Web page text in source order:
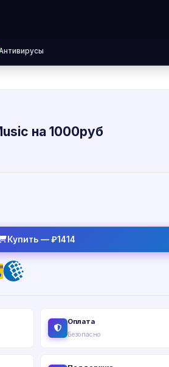
на 1000руб
Купить — ₽1414
Оплата
Безопасно